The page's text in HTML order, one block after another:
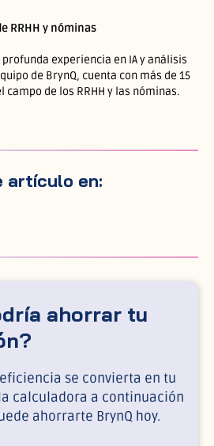
RRHH y nóminas
experiencia en IA y análisis
de BrynQ, cuenta con más de 15
de los RRHH y las nóminas.
artículo en:
ahorrar tu
se convierta en tu
calculadora a continuación
ahorrarte BrynQ hoy.